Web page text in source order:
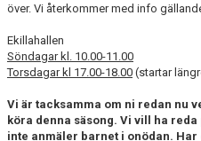
över. Vi återkommer med info
Ekillahallen
Söndagar kl. 10.00-11.00
Torsdagar kl 17.00-18.00 (startar
Vi är tacksamma om ni redan nu
köra denna säsong. Vi vill ha
inte anmäler barnet i onödan.